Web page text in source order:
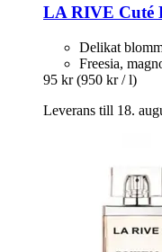
LA RIVE Cuté
Delikat
Freesia,
95 kr (950 kr / l)
Leverans till 18.